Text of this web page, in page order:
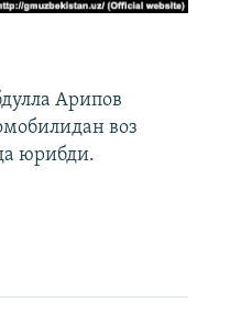
Арипов
воз
юрибди.